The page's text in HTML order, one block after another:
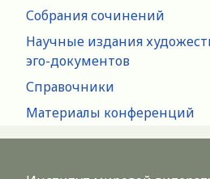
Собрания сочинений
Научные издания
эго-документов
Справочники
Материалы конференций